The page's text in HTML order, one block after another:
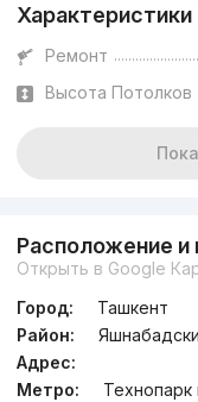
Характеристики
Ремонт
Высота Потолков
Расположение и
Открыть в Google
Город:
Ташкент
Район:
Адрес:
Метро:
Технопарк